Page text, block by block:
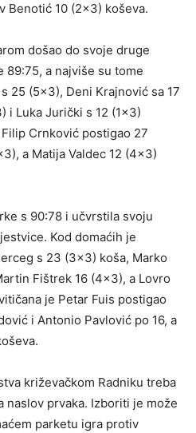
Benotić 10 (2×3) koševa.
došao do svoje druge
89:75, a najviše su tome
25 (5×3), Deni Krajnović sa 17
i Luka Jurički s 12 (1×3)
Crnković postigao 27
a Matija Valdec 12 (4×3)
s 90:78 i učvrstila svoju
Kod domaćih je
s 23 (3×3) koša, Marko
Fištrek 16 (4×3), a Lovro
je Petar Fuis postigao
i Antonio Pavlović po 16, a
križevačkom Radniku treba
naslov prvaka. Izboriti je može
parketu igra protiv